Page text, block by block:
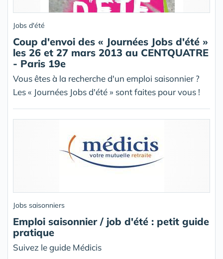
Jobs d'été
Coup d'envoi des « Journées Jobs d'été »
les 26 et 27 mars 2013 au CENTQUATRE
- Paris 19e
Vous êtes à la recherche d'un emploi saisonnier ?
Les « Journées Jobs d'été » sont faites pour vous !
Jobs saisonniers
Emploi saisonnier / job d'été : petit guide
pratique
Suivez le guide Médicis